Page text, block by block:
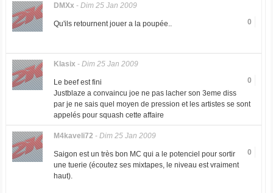
DMXx - Dim 25 Jan 2009
0
Qu'ils retournent jouer a la poupée..
Klasix - Dim 25 Jan 2009
0
Le beef est fini
Justblaze a convaincu joe ne pas lacher son 3eme diss
par je ne sais quel moyen de pression et les artistes se sont
appelés pour squash cette affaire
M4kaveli72 - Dim 25 Jan 2009
0
Saigon est un très bon MC qui a le potenciel pour sortir
une tuerie (écoutez ses mixtapes, le niveau est vraiment
haut).